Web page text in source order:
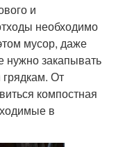
и
необходимо
мусор, даже
нужно закапывать
От
компостная
в